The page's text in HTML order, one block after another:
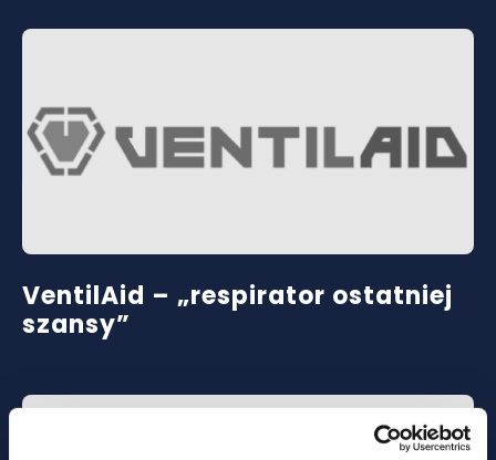
VentilAid – „respirator ostatniej
szansy”